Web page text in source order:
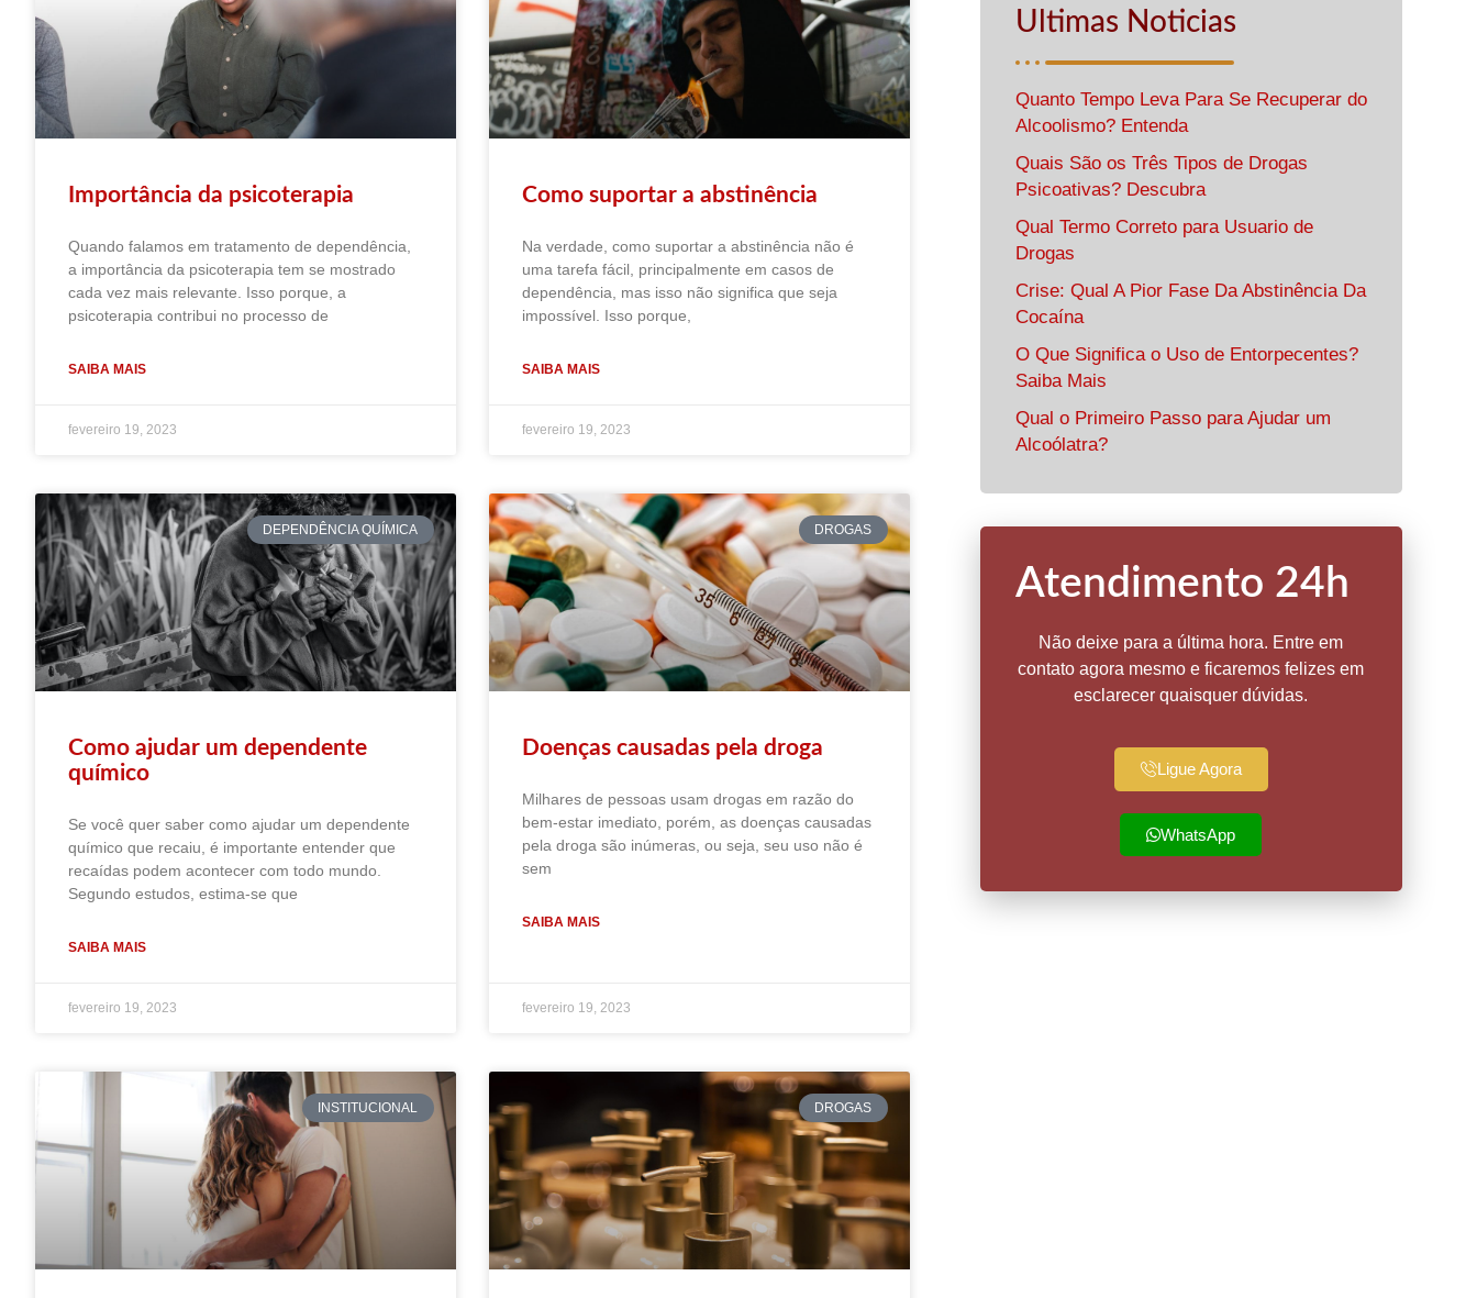
Importância da psicoterapia
Quando falamos em tratamento de dependência,
a importância da psicoterapia tem se mostrado
cada vez mais relevante. Isso porque, a
psicoterapia contribui no processo de
SAIBA MAIS
fevereiro 19, 2023
Como suportar a abstinência
Na verdade, como suportar a abstinência não é
uma tarefa fácil, principalmente em casos de
dependência, mas isso não significa que seja
impossível. Isso porque,
SAIBA MAIS
fevereiro 19, 2023
DEPENDÊNCIA QUÍMICA
Como ajudar um dependente
químico
Se você quer saber como ajudar um dependente
químico que recaiu, é importante entender que
recaídas podem acontecer com todo mundo.
Segundo estudos, estima-se que
SAIBA MAIS
fevereiro 19, 2023
DROGAS
Doenças causadas pela droga
Milhares de pessoas usam drogas em razão do
bem-estar imediato, porém, as doenças causadas
pela droga são inúmeras, ou seja, seu uso não é
sem
SAIBA MAIS
fevereiro 19, 2023
INSTITUCIONAL DROGAS
Ultimas Noticias
Quanto Tempo Leva Para Se Recuperar do
Alcoolismo? Entenda
Quais São os Três Tipos de Drogas
Psicoativas? Descubra
Qual Termo Correto para Usuario de
Drogas
Crise: Qual A Pior Fase Da Abstinência Da
Cocaína
O Que Significa o Uso de Entorpecentes?
Saiba Mais
Qual o Primeiro Passo para Ajudar um
Alcoólatra?
Atendimento 24h
Não deixe para a última hora. Entre em
contato agora mesmo e ficaremos felizes em
esclarecer quaisquer dúvidas.
Ligue Agora
WhatsApp